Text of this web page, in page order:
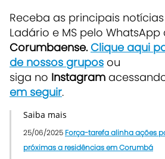
Receba as principais
Ladário e MS pelo WhatsApp
Corumbaense.Clique aqui
de nossos grupos ou
siga no Instagram
em seguir.
Saiba mais
25/06/2025 Força-tarefa alinha ações
próximas a residências em Corumbá